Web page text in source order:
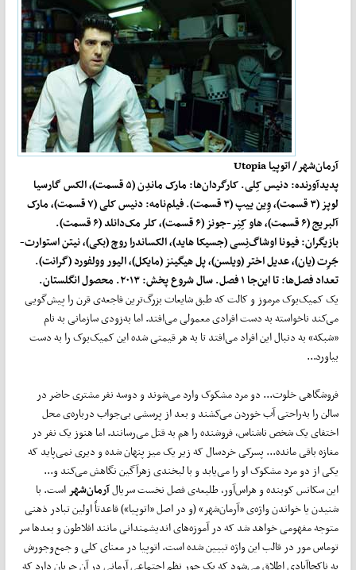
آرمان‌شهر/ اتوپیاUtopia
پدیدآورنده: دنیس کِلی. کارگردان‌ها: مارک ماندِن (۵ قسمت)، الکس گارسیا
لوپز (۳ قسمت)، وِین ییپ (۳ قسمت). فیلم‌نامه:‌ دنیس کلی (۷ قسمت)، مارک
آلبریج (۶ قسمت)، هاو کِنِر-جونز (۶ قسمت)، کلر مک‌دانلد (۶ قسمت).
بازیگران: فیونا اوشاگ‌نِسی (جسیکا هاید)، الکساندرا روچ (بکی)، نیتن استوارت-
جَرِت (یان)، عدیل اختر (ویلسن)، پل هیگینز (مایکل)، الیور وولفورد (گرانت).
تعداد فصل‌ها: تا این‌جا ۱ فصل. سال شروع پخش: ۲۰۱۳. محصول انگلستان.
یک کمیک‌بوک مرموز و کالت که طبق شایعات بزرگ‌ترین فاجعه‌ی قرن را پیش‌گویی
می‌کند ناخواسته به دست افرادی معمولی می‌افتد. اما به‌زودی سازمانی به نام
«شبکه» به دنبال این افراد می‌افتد تا به هر قیمتی شده این کمیک‌بوک را به دست
بیاورد...
فروشگاهی خلوت... دو مرد مشکوک وارد می‌شوند و دوسه نفر مشتری حاضر در
سالن را به‌راحتی آب خوردن می‌کشند و بعد از پرسشی بی‌جواب درباره‌ی محل
اختفای یک شخص نا‌شناس، فروشنده را هم به قتل می‌رسانند. اما هنوز یک نفر در
مغازه باقی مانده... پسرکی خردسال که زیر یک میز پنهان شده و دیری نمی‌پاید که
یکی از دو مرد مشکوک او را می‌یابد و با لبخندی زهرآگین نگاهش می‌کند و...
این سکانس کوبنده و هراس‌آور، طلیعه‌ی فصل نخست سریالآرمان‌شهراست. با
شنیدن یا خواندن واژه‌ی «آرمان‌شهر» (و در اصل «اتوپیا») قاعدتاً اولین تبادر ذهنی
متوجه مفهومی خواهد شد که در آموزه‌های اندیشمندانی مانند افلاطون و بعد‌ها سر
توماس مور در قالب این واژه تبیین شده است. اتوپیا در معنای کلی و جمع‌وجورش
به ناکجاآبادی اطلاق می‌شود که یک جور نظم اجتماعی آرمانی در آن جریان دارد که